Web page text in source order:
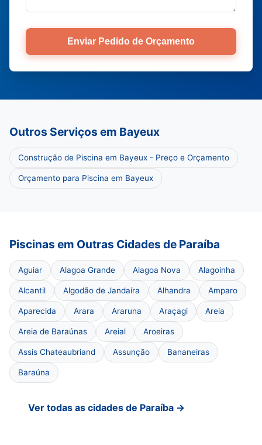
Enviar Pedido de Orçamento
Outros Serviços em Bayeux
Construção de Piscina em Bayeux - Preço e Orçamento
Orçamento para Piscina em Bayeux
Piscinas em Outras Cidades de Paraíba
Aguiar Alagoa Grande Alagoa Nova Alagoinha
Alcantil Algodão de Jandaíra Alhandra Amparo
Aparecida Arara Araruna Araçagi Areia
Areia de Baraúnas Areial Aroeiras
Assis Chateaubriand Assunção Bananeiras
Baraúna
Ver todas as cidades de Paraíba →